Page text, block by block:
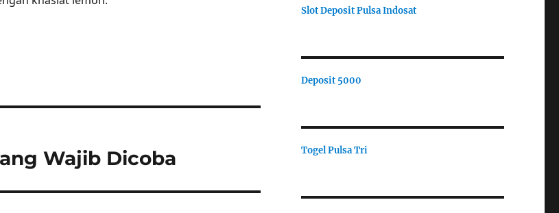
Wajib Dicoba
Slot Deposit Pulsa Indosat
Deposit 5000
Togel Pulsa Tri